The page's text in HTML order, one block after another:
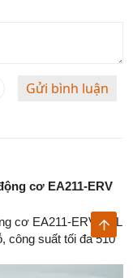
Gửi bình luận
cơ EA211-ERV
cơ EA211-ERV 1.5L
công suất tối đa 510